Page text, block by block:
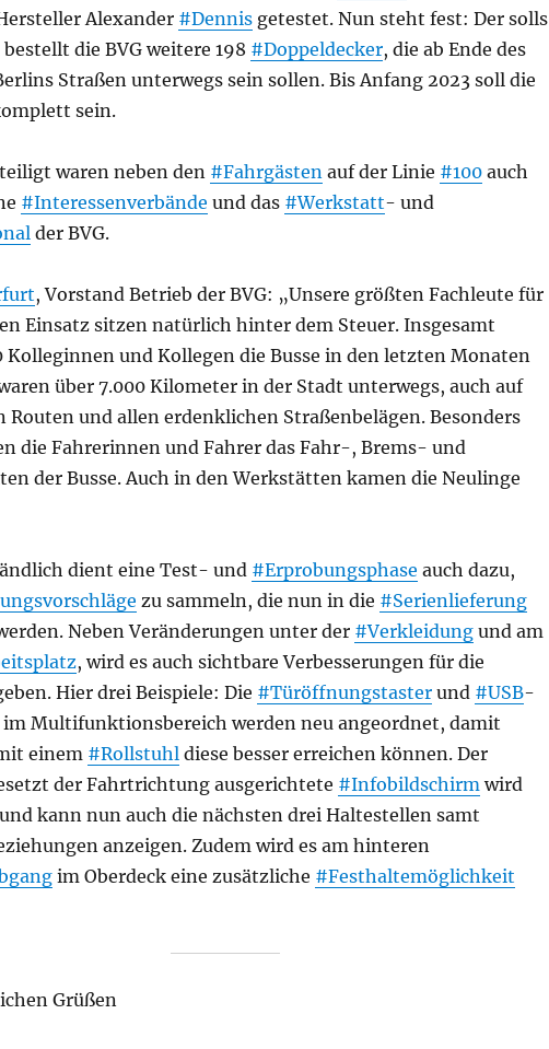
Alexander #Dennisgetestet. Nun steht fest: Der solls
die BVG weitere 198 #Doppeldecker, die ab Ende des
Straßen unterwegs sein sollen. Bis Anfang 2023 soll die
sein.
waren neben den #Fahrgästenauf der Linie #100auch
#Interessenverbände und das #Werkstatt- und
der BVG.
, Vorstand Betrieb der BVG: „Unsere größten Fachleute für
Einsatz sitzen natürlich hinter dem Steuer. Insgesamt
und Kollegen die Busse in den letzten Monaten
über 7.000 Kilometer in der Stadt unterwegs, auch auf
Routen und allen erdenklichen Straßenbelägen. Besonders
die Fahrerinnen und Fahrer das Fahr-, Brems- und
der Busse. Auch in den Werkstätten kamen die Neulinge
dient eine Test- und #Erprobungsphase auch dazu,
zu sammeln, die nun in die #Serienlieferung
Neben Veränderungen unter der #Verkleidungund am
, wird es auch sichtbare Verbesserungen für die
Hier drei Beispiele: Die #Türöffnungstasterund #USB-
im Multifunktionsbereich werden neu angeordnet, damit
einem #Rollstuhldiese besser erreichen können. Der
der Fahrtrichtung ausgerichtete #Infobildschirmwird
kann nun auch die nächsten drei Haltestellen samt
anzeigen. Zudem wird es am hinteren
im Oberdeck eine zusätzliche #Festhaltemöglichkeit
Grüßen